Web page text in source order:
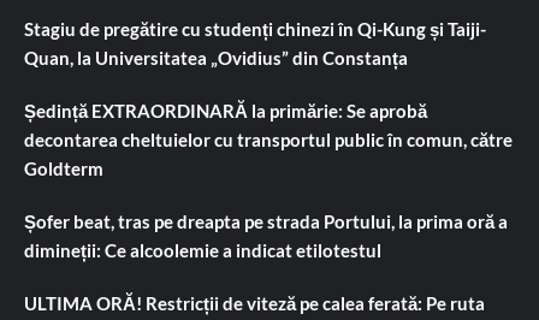
Stagiu de pregătire cu studenți chinezi în Qi-Kung și Taiji-
Quan, la Universitatea „Ovidius” din Constanța
Ședință EXTRAORDINARĂ la primărie: Se aprobă
decontarea cheltuielor cu transportul public în comun, către
Goldterm
Șofer beat, tras pe dreapta pe strada Portului, la prima oră a
dimineții: Ce alcoolemie a indicat etilotestul
ULTIMA ORĂ! Restricții de viteză pe calea ferată: Pe ruta